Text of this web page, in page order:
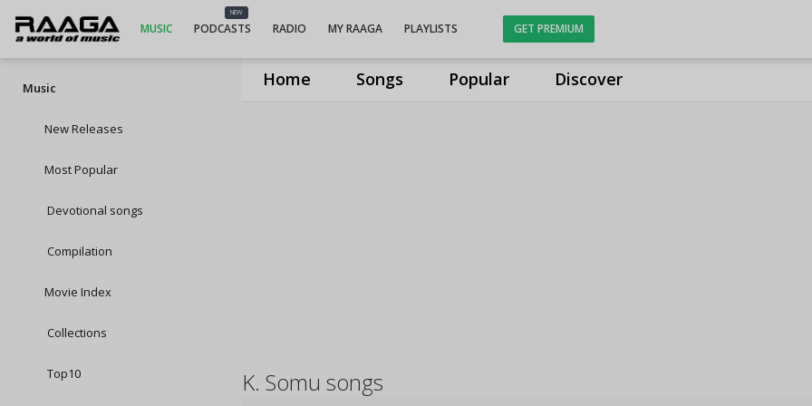
Home Songs Popular Discover
MUSIC
NEW
PODCASTS RADIO MY RAAGA PLAYLISTS GET PREMIUM
Music
New Releases
Most Popular
Devotional songs
Compilation
Movie Index
Collections
Top10 K. Somu songs